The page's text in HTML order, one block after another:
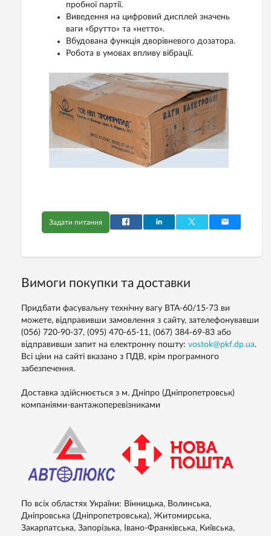
пробної партії.
Виведення на цифровий дисплей значень
ваги «брутто» та «нетто».
Вбудована функція дворівневого дозатора.
Робота в умовах впливу вібрації.
Задати питання
Вимоги покупки та доставки
Придбати фасувальну технічну вагу ВТА-60/15-73 ви
можете, відправивши замовлення з сайту, зателефонувавши
(056) 720-90-37, (095) 470-65-11, (067) 384-69-83 або
відправивши запит на електронну пошту: vostok@pkf.dp.ua.
Всі ціни на сайті вказано з ПДВ, крім програмного
забезпечення.
Доставка здійснюється з м. Дніпро (Дніпропетровськ)
компаніями-вантажоперевізниками
По всіх областях України: Вінницька, Волинська,
Дніпровська (Дніпропетровська), Житомирська,
Закарпатська, Запорізька, Івано-Франківська, Київська,